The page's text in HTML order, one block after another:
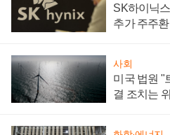
SK하이닉
추가 주주
사회
미국 법원 "
결 조치는